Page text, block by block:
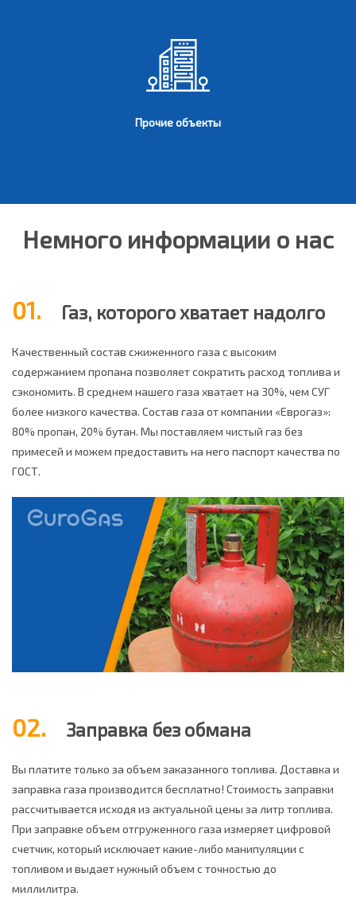
Прочие объекты
Немного информации о нас
01. Газ, которого хватает надолго
Качественный состав сжиженного газа с высоким
содержанием пропана позволяет сократить расход топлива и
сэкономить. В среднем нашего газа хватает на 30%, чем СУГ
более низкого качества. Состав газа от компании «Еврогаз»:
80% пропан, 20% бутан. Мы поставляем чистый газ без
примесей и можем предоставить на него паспорт качества по
ГОСТ.
02. Заправка без обмана
Вы платите только за объем заказанного топлива. Доставка и
заправка газа производится бесплатно! Стоимость заправки
рассчитывается исходя из актуальной цены за литр топлива.
При заправке объем отгруженного газа измеряет цифровой
счетчик, который исключает какие-либо манипуляции с
топливом и выдает нужный объем с точностью до
миллилитра.